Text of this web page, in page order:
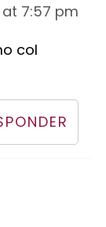
at 7:57 pm
col